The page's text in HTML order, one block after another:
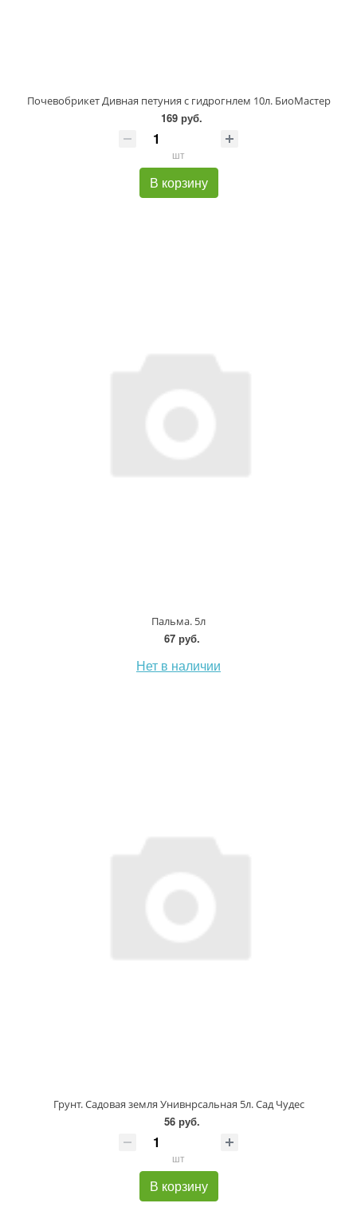
Почевобрикет Дивная петуния с гидрогнлем 10л. БиоМастер
169 руб.
шт
В корзину
Пальма. 5л
67 руб.
Нет в наличии
Грунт. Садовая земля Унивнрсальная 5л. Сад Чудес
56 руб.
шт
В корзину